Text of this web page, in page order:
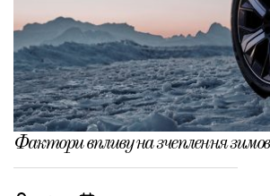
Фактори впливу на зчеплення